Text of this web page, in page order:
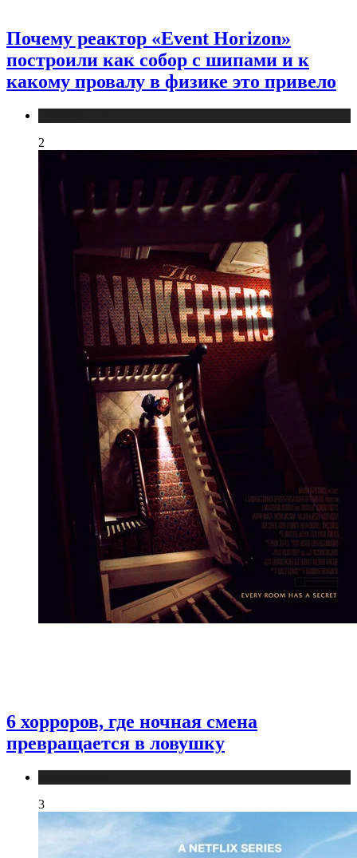
Почему реактор «Event Horizon»
построили как собор с шипами и к
какому провалу в физике это привело
2
6 хорроров, где ночная смена
превращается в ловушку
3